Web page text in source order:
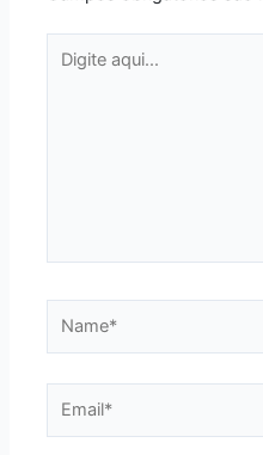
aqui...